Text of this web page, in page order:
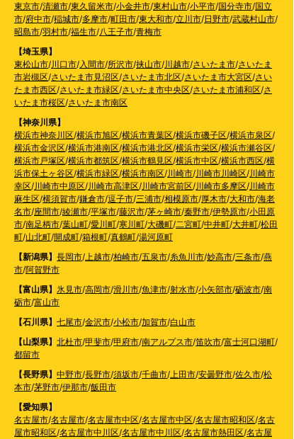
東京市/清瀬市/東久留米市/小金井市/東村山市/小平市/国分寺市/国立
市/府中市/稲城市/多摩市/町田市/東大和市/立川市/日野市/武蔵村山市/
昭島市/羽村市/福生市/八王子市/青梅市
【埼玉県】
東松山市/川口市/入間市/所沢市/挟山市/川越市/さいたま市/さいたま
市岩槻区/さいたま市見沼区/さいたま市北区/さいたま市大宮区/さい
たま市西区/さいたま市緑区/さいたま市中央区/さいたま市浦和区/さ
いたま市桜区/さいたま市南区
【神奈川県】
横浜市神奈川区/横浜市旭区/横浜市青葉区/横浜市磯子区/横浜市泉区/
横浜市金沢区/横浜市港南区/横浜市港北区/横浜市栄区/横浜市瀬谷区/
横浜市戸塚区/横浜市都筑区/横浜市鶴見区/横浜市中区/横浜市西区/横
浜市保土ヶ谷区/横浜市緑区/横浜市南区/川崎市/川崎市川崎区/川崎市
幸区/川崎市中原区/川崎市高津区/川崎市宮前区/川崎市多摩区/川崎市
麻生区/横須賀市/鎌倉市/逗子市/三浦市/相模原市/厚木市/大和市/海老
名市/座間市/綾瀬市/平塚市/藤沢市/茅ヶ崎市/秦野市/伊勢原市/小田原
市/南足柄市/葉山町/愛川町/寒川町/大磯町/二宮町/中井町/大井町/松田
町/山北町/開成町/箱根町/真鶴町/湯河原町
【新潟県】 長岡市/上越市/柏崎市/五泉市/糸魚川市/妙高市/三条市/燕
市/阿賀野市
【富山県】 氷見市/高岡市/滑川市/魚津市/射水市/小矢部市/砺波市/南
砺市/富山市
【石川県】 七尾市/金沢市/小松市/加賀市/白山市
【山梨県】 北杜市/甲斐市/甲府市/南アルプス市/笛吹市/富士河口湖町/
都留市
【長野県】 中野市/長野市/須坂市/千曲市/上田市/安曇野市/佐久市/松
本市/茅野市/伊那市/飯田市
【愛知県】
名古屋市/名古屋市/名古屋市中区/名古屋市中区/名古屋市昭和区/名古
屋市昭和区/名古屋市中川区/名古屋市中川区/名古屋市熱田区/名古屋